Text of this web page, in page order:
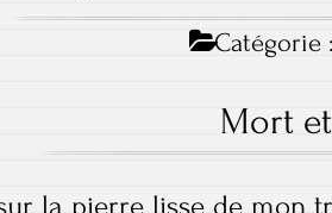
Catégorie
Mort
la pierre lisse de mon